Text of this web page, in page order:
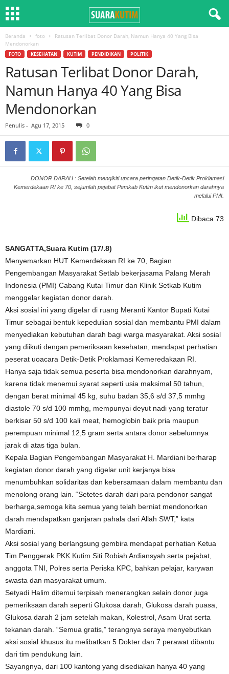
Beranda foto
Ratusan Terlibat Donor Darah, Namun Hanya 40 Yang Bisa
Mendonorkan
FOTO KESEHATAN KUTIM PENDIDIKAN POLITIK
Ratusan Terlibat Donor Darah,
Namun Hanya 40 Yang Bisa
Mendonorkan
Penulis - Agu 17, 2015 0
DONOR DARAH : Setelah mengikiti upcara peringatan Detik-Detik Proklamasi
Kemerdekaan RI ke 70, sejumlah pejabat Pemkab Kutim ikut mendonorkan darahnya
melalui PMI.
Dibaca 73
SANGATTA,Suara Kutim (17/.8)
Menyemarkan HUT Kemerdekaan RI ke 70, Bagian
Pengembangan Masyarakat Setlab bekerjasama Palang Merah
Indonesia (PMI) Cabang Kutai Timur dan Klinik Setkab Kutim
menggelar kegiatan donor darah.
Aksi sosial ini yang digelar di ruang Meranti Kantor Bupati Kutai
Timur sebagai bentuk kepedulian sosial dan membantu PMI dalam
menyediakan kebutuhan darah bagi warga masyarakat. Aksi sosial
yang diikuti dengan pemeriksaan kesehatan, mendapat perhatian
peserat uoacara Detik-Detik Proklamasi Kemeredakaan RI.
Hanya saja tidak semua peserta bisa mendonorkan darahnyam,
karena tidak menemui syarat seperti usia maksimal 50 tahun,
dengan berat minimal 45 kg, suhu badan 35,6 s/d 37,5 mmhg
diastole 70 s/d 100 mmhg, mempunyai deyut nadi yang teratur
berkisar 50 s/d 100 kali meat, hemoglobin baik pria maupun
perempuan minimal 12,5 gram serta antara donor sebelumnya
jarak di atas tiga bulan.
Kepala Bagian Pengembangan Masyarakat H. Mardiani berharap
kegiatan donor darah yang digelar unit kerjanya bisa
menumbuhkan solidaritas dan kebersamaan dalam membantu dan
menolong orang lain. “Setetes darah dari para pendonor sangat
berharga,semoga kita semua yang telah berniat mendonorkan
darah mendapatkan ganjaran pahala dari Allah SWT,” kata
Mardiani.
Aksi sosial yang berlangsung gembira mendapat perhatian Ketua
Tim Penggerak PKK Kutim Siti Robiah Ardiansyah serta pejabat,
anggota TNI, Polres serta Periska KPC, bahkan pelajar, karywan
swasta dan masyarakat umum.
Setyadi Halim ditemui terpisah menerangkan selain donor juga
pemeriksaan darah seperti Glukosa darah, Glukosa darah puasa,
Glukosa darah 2 jam setelah makan, Kolestrol, Asam Urat serta
tekanan darah. “Semua gratis,” terangnya seraya menyebutkan
aksi sosial khusus itu melibatkan 5 Dokter dan 7 perawat dibantu
dari tim pendukung lain.
Sayangnya, dari 100 kantong yang disediakan hanya 40 yang